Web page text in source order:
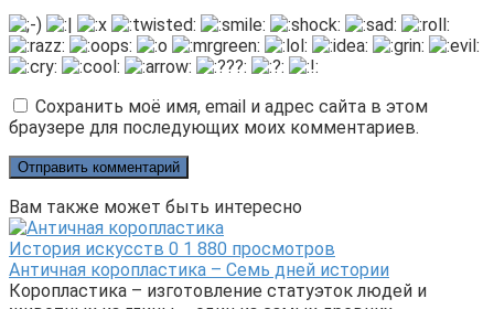
Сохранить моё имя, email и адрес сайта в этом
браузере для последующих моих комментариев.
Вам также может быть интересно
История искусств 0 1 880 просмотров
Античная коропластика – Семь дней истории
Коропластика – изготовление статуэток людей и